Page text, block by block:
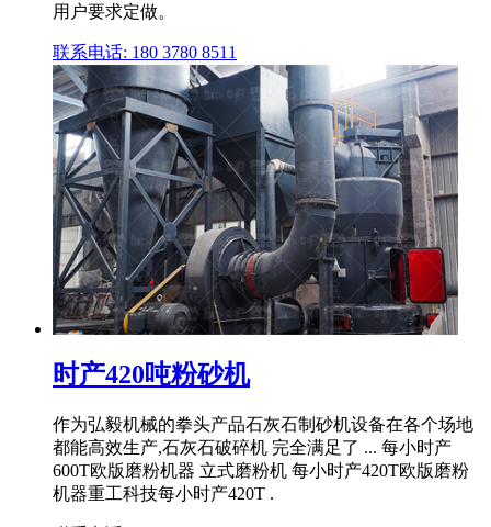
用户要求定做。
联系电话: 180 3780 8511
时产420吨粉砂机
作为弘毅机械的拳头产品石灰石制砂机设备在各个场地
都能高效生产,石灰石破碎机 完全满足了 ... 每小时产
600T欧版磨粉机器 立式磨粉机 每小时产420T欧版磨粉
机器重工科技每小时产420T .